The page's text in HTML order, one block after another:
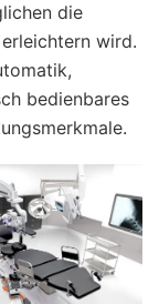
die
wird.
bedienbares